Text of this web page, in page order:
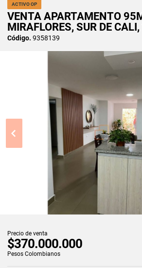
ACTIVO OP
VENTA APARTAMENTO
MIRAFLORES, SUR DE
Código. 9358139
Precio de venta
$370.000.000
Pesos Colombianos